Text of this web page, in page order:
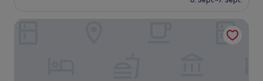
(1.004
beträgt